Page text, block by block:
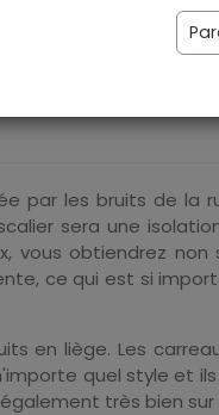
en liège est
nombreuses années.
par les bruits de la
sera une
vous obtiendrez
ce qui est si
en liège. Les
quel style et
très bien sur